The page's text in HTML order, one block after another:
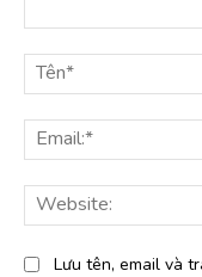
luận:
Lưu tên, email và